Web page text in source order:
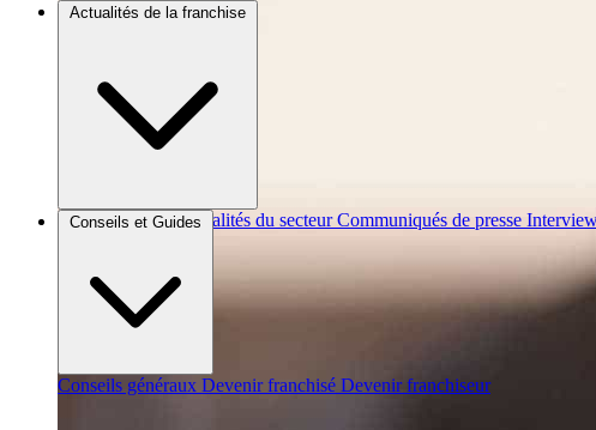
Actualités de la franchise
Brèves et actus Actualités du secteur Communiqués de presse
Conseils et Guides
Conseils généraux Devenir franchisé Devenir franchiseur